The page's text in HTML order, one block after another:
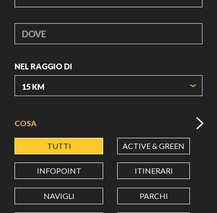
DOVE
NEL RAGGIO DI
LATITUDINE
LONGITUDINE
COSA
TUTTI ACTIVE & GREEN
INFOPOINT ITINERARI
NAVIGLI PARCHI